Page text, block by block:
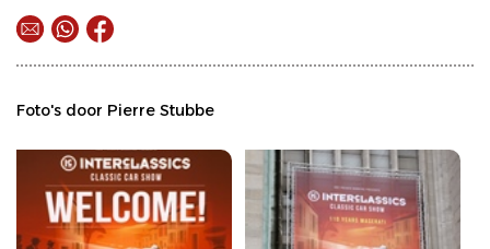
Foto's door Pierre Stubbe